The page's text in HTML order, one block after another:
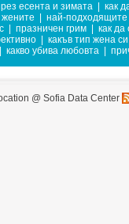
есента и зимата
как
жените
най-подходящите
празничен грим
как да
какъв тип жена си
какво убива любовта
@ Sofia Data Center